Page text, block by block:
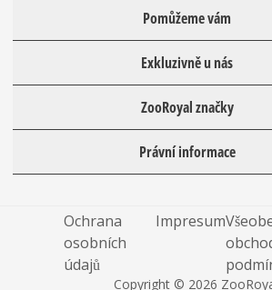
Pomůžeme vám
Exkluzivně u nás
ZooRoyal značky
Právní informace
Ochrana
osobních
údajů
Impresum
Copyright © 2026